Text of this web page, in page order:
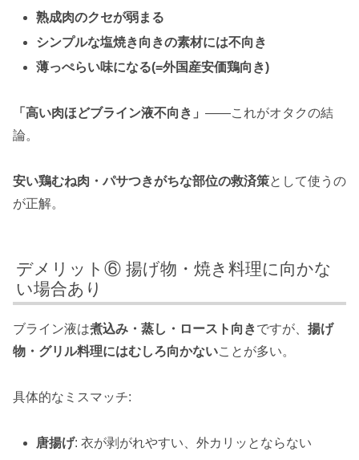
熟成肉のクセが弱まる
シンプルな塩焼き向きの素材には不向き
薄っぺらい味になる(=外国産安価鶏向き)
「高い肉ほどブライン液不向き」 ——これがオタクの結
論。
安い鶏むね肉・パサつきがちな部位の救済策として使うの
が正解。
デメリット⑥ 揚げ物・焼き料理に向かな
い場合あり
ブライン液は煮込み・蒸し・ロースト向きですが、 揚げ
物・グリル料理にはむしろ向かないことが多い。
具体的なミスマッチ:
唐揚げ: 衣が剥がれやすい、外カリッとならない